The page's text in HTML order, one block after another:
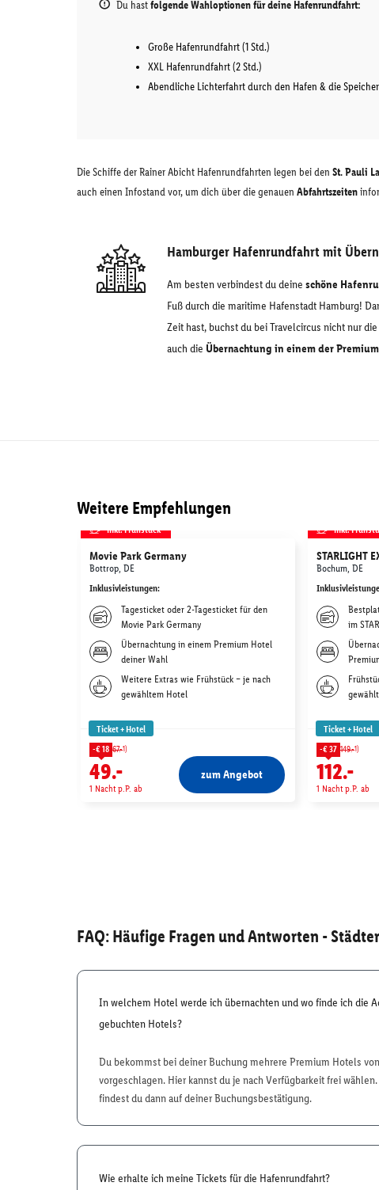
Du hastfolgende Wahloptionen für deine Hafenrundfahrt:
Große Hafenrundfahrt (1 Std.)
XXL Hafenrundfahrt (2 Std.)
Abendliche Lichterfahrt durch den Hafen & die
Die Schiffe der Rainer Abicht Hafenrundfahrten legen bei den St. Pauli
auch einen Infostand vor, um dich über die genauen Abfahrtszeiten
Hamburger Hafenrundfahrt mit
Am besten verbindest du deine schöne
Fuß durch die maritime Hafenstadt Hamburg!
Zeit hast, buchst du bei Travelcircus nicht nur
auch die Übernachtung in einem der
Weitere Empfehlungen
inkl. Frühstück
Movie Park Germany
Bottrop, DE
Inklusivleistungen:
Tagesticket oder 2-Tagesticket für den
Movie Park Germany
Übernachtung in einem Premium Hotel
deiner Wahl
Weitere Extras wie Frühstück – je nach
gewähltem Hotel
Ticket + Hotel
-€ 18 67.-1)
49.-
1 Nacht p.P. ab
zum Angebot
inkl.
STARLIGHT
Bochum, DE
im
Ticket + Hotel
-€ 37 149.-1)
112.-
1 Nacht p.P. ab
FAQ: Häufige Fragen und Antworten -
In welchem Hotel werde ich übernachten und wo finde ich die
gebuchten Hotels?
Du bekommst bei deiner Buchung mehrere Premium Hotels
vorgeschlagen. Hier kannst du je nach Verfügbarkeit frei
findest du dann auf deiner Buchungsbestätigung.
Wie erhalte ich meine Tickets für die Hafenrundfahrt?